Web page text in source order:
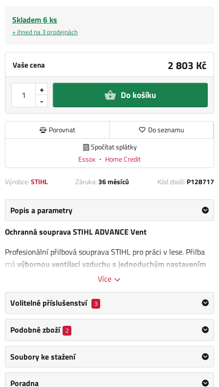
Vaše cena 2 803 Kč
-
+ Do košíku
Porovnat
Do seznamu
Spočítat splátky
Essox ・ Home Credit
Skladem 6 ks
+ ihned na 3 prodejnách
Výrobce:STIHL Záruka:36 měsíců Kód zboží: P128717
Popis a parametry
Ochranná souprava STIHL ADVANCE Vent
Profesionální přilbová souprava STIHL pro práci v lese. Přilba
mávýbornou ventilaci vzduchu s jednoduchým nastavením
obvodu hlavy i během provozu.
Reflexní prvky jsou viditelnéze všech úhlů a zvyšují tak
bezpečnost práce. Proti nečistotám chrání na přilbě elastické
krycí fólie.
Hodnota útlumu hluku: SNR 27
Vysoká hodnota zvukové izolace: 30 dB
Střední hodnota zvukové izolace: 26 dB
Nízká hodnota zvukové izolace: 19 dB
Více
Volitelné příslušenství 3
Podobné zboží 2
Soubory ke stažení
Poradna